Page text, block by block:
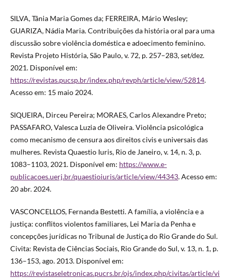
SILVA, Tânia Maria Gomes da; FERREIRA, Mário Wesley;
GUARIZA, Nádia Maria. Contribuições da história oral para uma
discussão sobre violência doméstica e adoecimento feminino.
Revista Projeto História, São Paulo, v. 72, p. 257–283, set/dez.
2021. Disponível em:
https://revistas.pucsp.br/index.php/revph/article/view/52814.
Acesso em: 15 maio 2024.
SIQUEIRA, Dirceu Pereira; MORAES, Carlos Alexandre Preto;
PASSAFARO, Valesca Luzia de Oliveira. Violência psicológica
como mecanismo de censura aos direitos civis e universais das
mulheres. Revista Quaestio Iuris, Rio de Janeiro, v. 14, n. 3, p.
1083–1103, 2021. Disponível em: https://www.e-
publicacoes.uerj.br/quaestioiuris/article/view/44343. Acesso em:
20 abr. 2024.
VASCONCELLOS, Fernanda Bestetti. A família, a violência e a
justiça: conflitos violentos familiares, Lei Maria da Penha e
concepções jurídicas no Tribunal de Justiça do Rio Grande do Sul.
Civita: Revista de Ciências Sociais, Rio Grande do Sul, v. 13, n. 1, p.
136–153, ago. 2013. Disponível em:
https://revistaseletronicas.pucrs.br/ojs/index.php/civitas/article/vi